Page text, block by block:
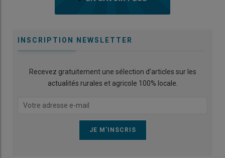
INSCRIPTION NEWSLETTER
Recevez gratuitement une sélection d’articles sur les
actualités rurales et agricole 100% locale.